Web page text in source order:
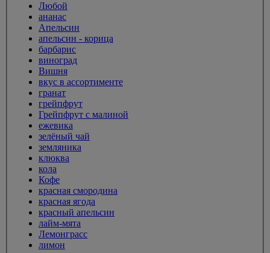
Любой
ананас
Апельсин
апельсин - корица
барбарис
виноград
Вишня
вкус в ассортименте
гранат
грейпфрут
Грейпфрут с малиной
ежевика
зелёный чай
земляника
клюква
кола
Кофе
красная смородина
красная ягода
красный апельсин
лайм-мята
Лемонграсс
лимон